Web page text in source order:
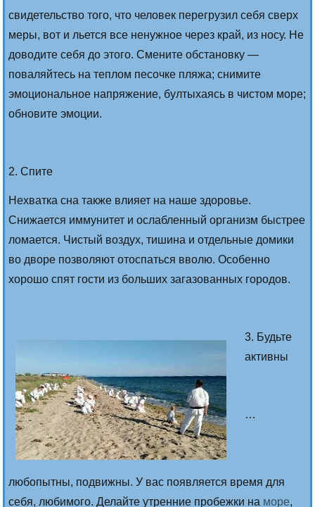
свидетельство того, что человек перегрузил себя сверх
меры, вот и льется все ненужное через край, из носу. Не
доводите себя до этого. Смените обстановку —
поваляйтесь на теплом песочке пляжа; снимите
эмоциональное напряжение, бултыхаясь в чистом море;
обновите эмоции.
2. Спите
Нехватка сна также влияет на наше здоровье.
Снижается иммунитет и ослабленный организм быстрее
ломается. Чистый воздух, тишина и отдельные домики
во дворе позволяют отоспаться вволю. Особенно
хорошо спят гости из больших загазованных городов.
3. Будьте
активны
…
любопытны, подвижны. У вас появляется время для
себя, любимого. Делайте утренние пробежки на море,